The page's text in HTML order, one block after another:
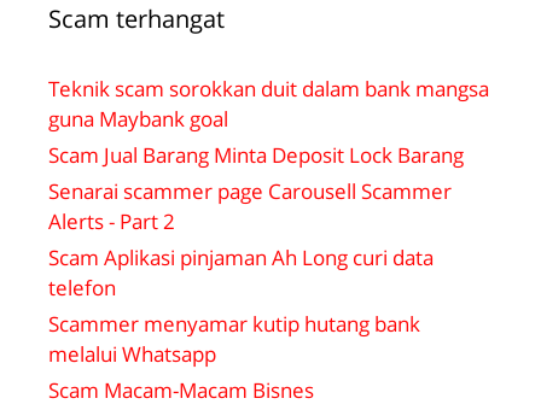
Scam terhangat
Teknik scam sorokkan duit dalam bank mangsa
guna Maybank goal
Scam Jual Barang Minta Deposit Lock Barang
Senarai scammer page Carousell Scammer
Alerts - Part 2
Scam Aplikasi pinjaman Ah Long curi data
telefon
Scammer menyamar kutip hutang bank
melalui Whatsapp
Scam Macam-Macam Bisnes